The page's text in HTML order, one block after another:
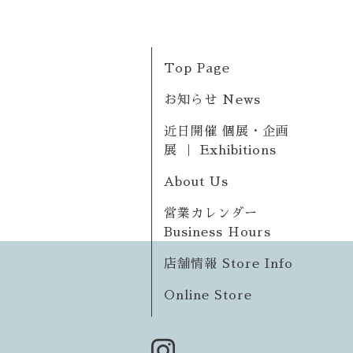
Top Page
お知らせ News
近日開催 個展・企画
展 ｜ Exhibitions
About Us
営業カレンダー
Business Hours
店舗情報 Store Info
Online Store